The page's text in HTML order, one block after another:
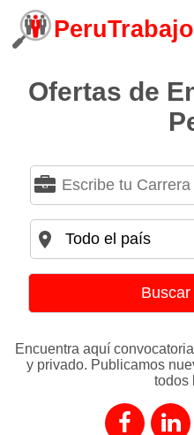
Ofertas de
Encuentra aquí
y privado. Publicamos
todos